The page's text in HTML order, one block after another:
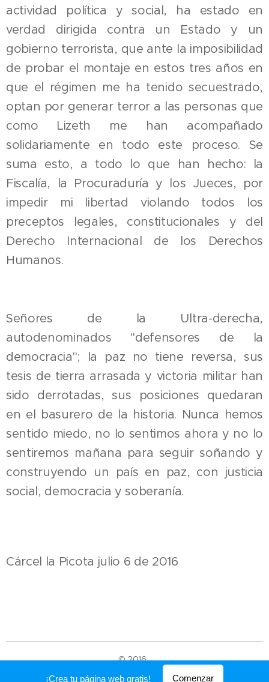
actividad política y social, ha estado en
verdad dirigida contra un Estado y un
gobierno terrorista, que ante la imposibilidad
de probar el montaje en estos tres años en
que el régimen me ha tenido secuestrado,
optan por generar terror a las personas que
como Lizeth me han acompañado
solidariamente en todo este proceso. Se
suma esto, a todo lo que han hecho: la
Fiscalía, la Procuraduría y los Jueces, por
impedir mi libertad violando todos los
preceptos legales, constitucionales y del
Derecho Internacional de los Derechos
Humanos.
Señores de la Ultra-derecha,
autodenominados "defensores de la
democracia"; la paz no tiene reversa, sus
tesis de tierra arrasada y victoria militar han
sido derrotadas, sus posiciones quedaran
en el basurero de la historia. Nunca hemos
sentido miedo, no lo sentimos ahora y no lo
sentiremos mañana para seguir soñando y
construyendo un país en paz, con justicia
social, democracia y soberanía.
Cárcel la Picota julio 6 de 2016
© 2016
Creado conWebnode
¡Crea tu página web gratis! Comenzar